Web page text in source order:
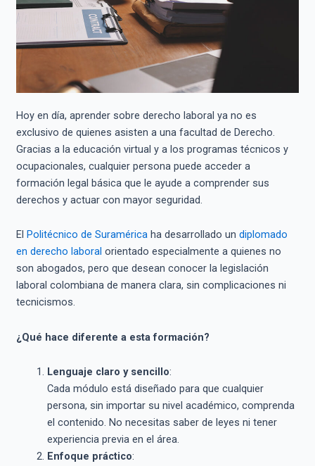
Hoy en día, aprender sobre derecho laboral ya no es
exclusivo de quienes asisten a una facultad de Derecho.
Gracias a la educación virtual y a los programas técnicos y
ocupacionales, cualquier persona puede acceder a
formación legal básica que le ayude a comprender sus
derechos y actuar con mayor seguridad.
El Politécnico de Suraméricaha desarrollado un diplomado
en derecho laboral orientado especialmente a quienes no
son abogados, pero que desean conocer la legislación
laboral colombiana de manera clara, sin complicaciones ni
tecnicismos.
¿Qué hace diferente a esta formación?
Lenguaje claro y sencillo:
Cada módulo está diseñado para que cualquier
persona, sin importar su nivel académico, comprenda
el contenido. No necesitas saber de leyes ni tener
experiencia previa en el área.
Enfoque práctico: